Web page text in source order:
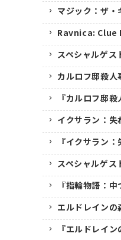
マジック：ザ
Ravnica: Clue
スペシャルゲス
カルロフ邸殺人
『カルロフ邸
イクサラン：失
『イクサラン
スペシャルゲス
『指輪物語：
エルドレインの
『エルドレイ